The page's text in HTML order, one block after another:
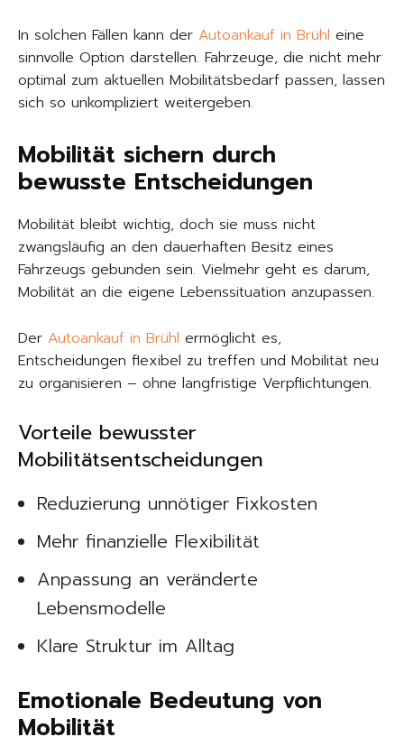
In solchen Fällen kann der Autoankauf in Brühl eine
sinnvolle Option darstellen. Fahrzeuge, die nicht mehr
optimal zum aktuellen Mobilitätsbedarf passen, lassen
sich so unkompliziert weitergeben.
Mobilität sichern durch
bewusste Entscheidungen
Mobilität bleibt wichtig, doch sie muss nicht
zwangsläufig an den dauerhaften Besitz eines
Fahrzeugs gebunden sein. Vielmehr geht es darum,
Mobilität an die eigene Lebenssituation anzupassen.
Der Autoankauf in Brühl ermöglicht es,
Entscheidungen flexibel zu treffen und Mobilität neu
zu organisieren – ohne langfristige Verpflichtungen.
Vorteile bewusster
Mobilitätsentscheidungen
Reduzierung unnötiger Fixkosten
Mehr finanzielle Flexibilität
Anpassung an veränderte
Lebensmodelle
Klare Struktur im Alltag
Emotionale Bedeutung von
Mobilität